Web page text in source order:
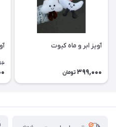
آویز ابر و ماه کیوت
399,000 تومان